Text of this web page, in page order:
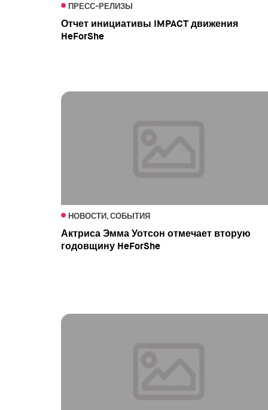
ПРЕСС-РЕЛИЗЫ
Отчет инициативы IMPACT движения
HeForShe
НОВОСТИ, СОБЫТИЯ
Актриса Эмма Уотсон отмечает вторую
годовщину HeForShe